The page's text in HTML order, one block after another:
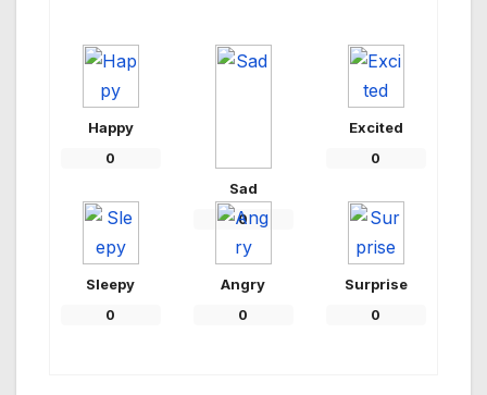
Happy
0
Sad
0
Excited
0
Sleepy
0
Angry
0
Surprise
0